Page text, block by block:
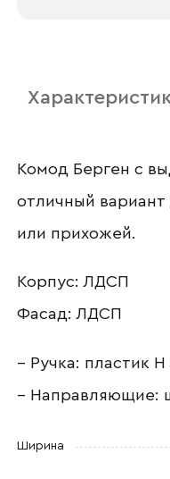
Комод Берген с
отличный
или прихожей.
Корпус: ЛДСП
Фасад: ЛДСП
– Ручка: пластик
– Направляющие:
Ширина
Ваш email
Номер